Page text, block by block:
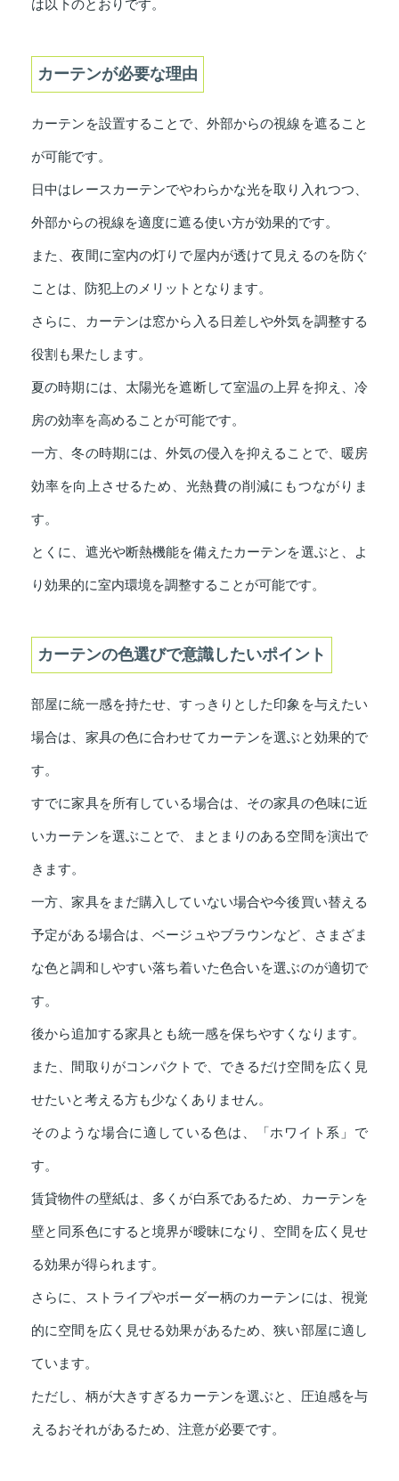
は以下のとおりです。
カーテンが必要な理由
カーテンを設置することで、外部からの視線を遮ること
が可能です。
日中はレースカーテンでやわらかな光を取り入れつつ、
外部からの視線を適度に遮る使い方が効果的です。
また、夜間に室内の灯りで屋内が透けて見えるのを防ぐ
ことは、防犯上のメリットとなります。
さらに、カーテンは窓から入る日差しや外気を調整する
役割も果たします。
夏の時期には、太陽光を遮断して室温の上昇を抑え、冷
房の効率を高めることが可能です。
一方、冬の時期には、外気の侵入を抑えることで、暖房
効率を向上させるため、光熱費の削減にもつながりま
す。
とくに、遮光や断熱機能を備えたカーテンを選ぶと、よ
り効果的に室内環境を調整することが可能です。
カーテンの色選びで意識したいポイント
部屋に統一感を持たせ、すっきりとした印象を与えたい
場合は、家具の色に合わせてカーテンを選ぶと効果的で
す。
すでに家具を所有している場合は、その家具の色味に近
いカーテンを選ぶことで、まとまりのある空間を演出で
きます。
一方、家具をまだ購入していない場合や今後買い替える
予定がある場合は、ベージュやブラウンなど、さまざま
な色と調和しやすい落ち着いた色合いを選ぶのが適切で
す。
後から追加する家具とも統一感を保ちやすくなります。
また、間取りがコンパクトで、できるだけ空間を広く見
せたいと考える方も少なくありません。
そのような場合に適している色は、「ホワイト系」で
す。
賃貸物件の壁紙は、多くが白系であるため、カーテンを
壁と同系色にすると境界が曖昧になり、空間を広く見せ
る効果が得られます。
さらに、ストライプやボーダー柄のカーテンには、視覚
的に空間を広く見せる効果があるため、狭い部屋に適し
ています。
ただし、柄が大きすぎるカーテンを選ぶと、圧迫感を与
えるおそれがあるため、注意が必要です。